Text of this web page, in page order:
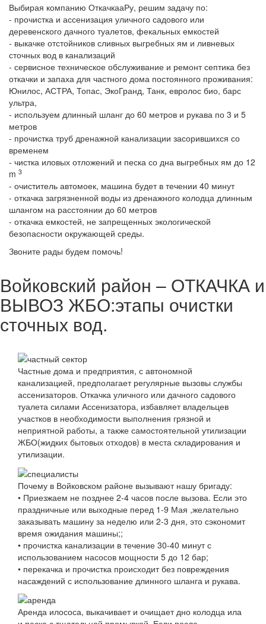
Выбирая компанию ОткачкааРу, решим задачу по:
- прочистка и ассенизация уличного садового или
деревенского дачного туалетов, фекальных емкостей
- выкачке отстойников сливных выгребных ям и ливневых
сточных вод в канализаций
- сервисное техническое обслуживание и ремонт септика без
откачки и запаха для частного дома постоянного проживания:
Юнилос, АСТРА, Топас, ЭкоГранд, Танк, евролос био, барс
ультра,
- используем длинный шланг до 60 метров и рукава по 3 и 5
метров
- прочистка труб дренажной канализации засорившихся со
временем
- чистка иловых отложений и песка со дна выгребных ям до 12
m 3
- очиститель автомоек, машина будет в течении 40 минут
- откачка загрязненной воды из дренажного колодца длинным
шлангом на расстоянии до 60 метров
- откачка емкостей, не запрещенных экологической
безопасности окружающей среды.
Звоните рады будем помочь!
Войковский район – ОТКАЧКА и
ВЫВОЗ ЖБО:этапы очистки
сточных вод.
Частные дома и предприятия, с автономной
канализацией, предполагает регулярные вызовы службы
ассенизаторов. Откачка уличного или дачного садового
туалета силами Ассенизатора, избавляет владельцев
участков в необходимости выполнения грязной и
неприятной работы, а также самостоятельной утилизации
ЖБО(жидких бытовых отходов) в места складирования и
утилизации.
Почему в Войковском районе вызывают нашу бригаду:
• Приезжаем не позднее 2-4 часов после вызова. Если это
праздничные или выходные перед 1-9 Мая ,желательно
заказывать машину за неделю или 2-3 дня, это сэкономит
время ожидания машины;;
• прочистка канализации в течение 30-40 минут с
использованием насосов мощности 5 до 12 бар;
• перекачка и прочистка происходит без повреждения
насаждений с использование длинного шланга и рукава.
Аренда илососа, выкачивает и очищает дно колодца ила